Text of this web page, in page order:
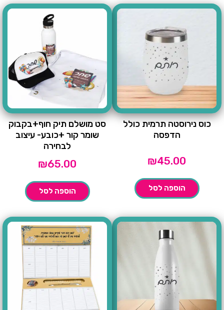
כוס נירוסטה תרמית כולל
הדפסה
₪45.00
הוספה לסל
סט מושלם תיק חוף+בקבוק
שומר קור +כובע- עיצוב
לבחירה
₪65.00
הוספה לסל